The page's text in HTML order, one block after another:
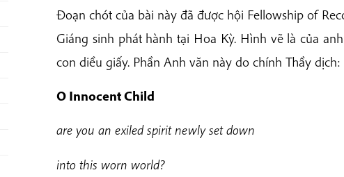
Đoạn chót của bài này đã được hội Fellowship of
Giáng sinh phát hành tại Hoa Kỳ. Hình vẽ là của
con diều giấy. Phần Anh văn này do chính Thầy dịch:
O Innocent Child
are you an exiled spirit newly set down
into this worn world?